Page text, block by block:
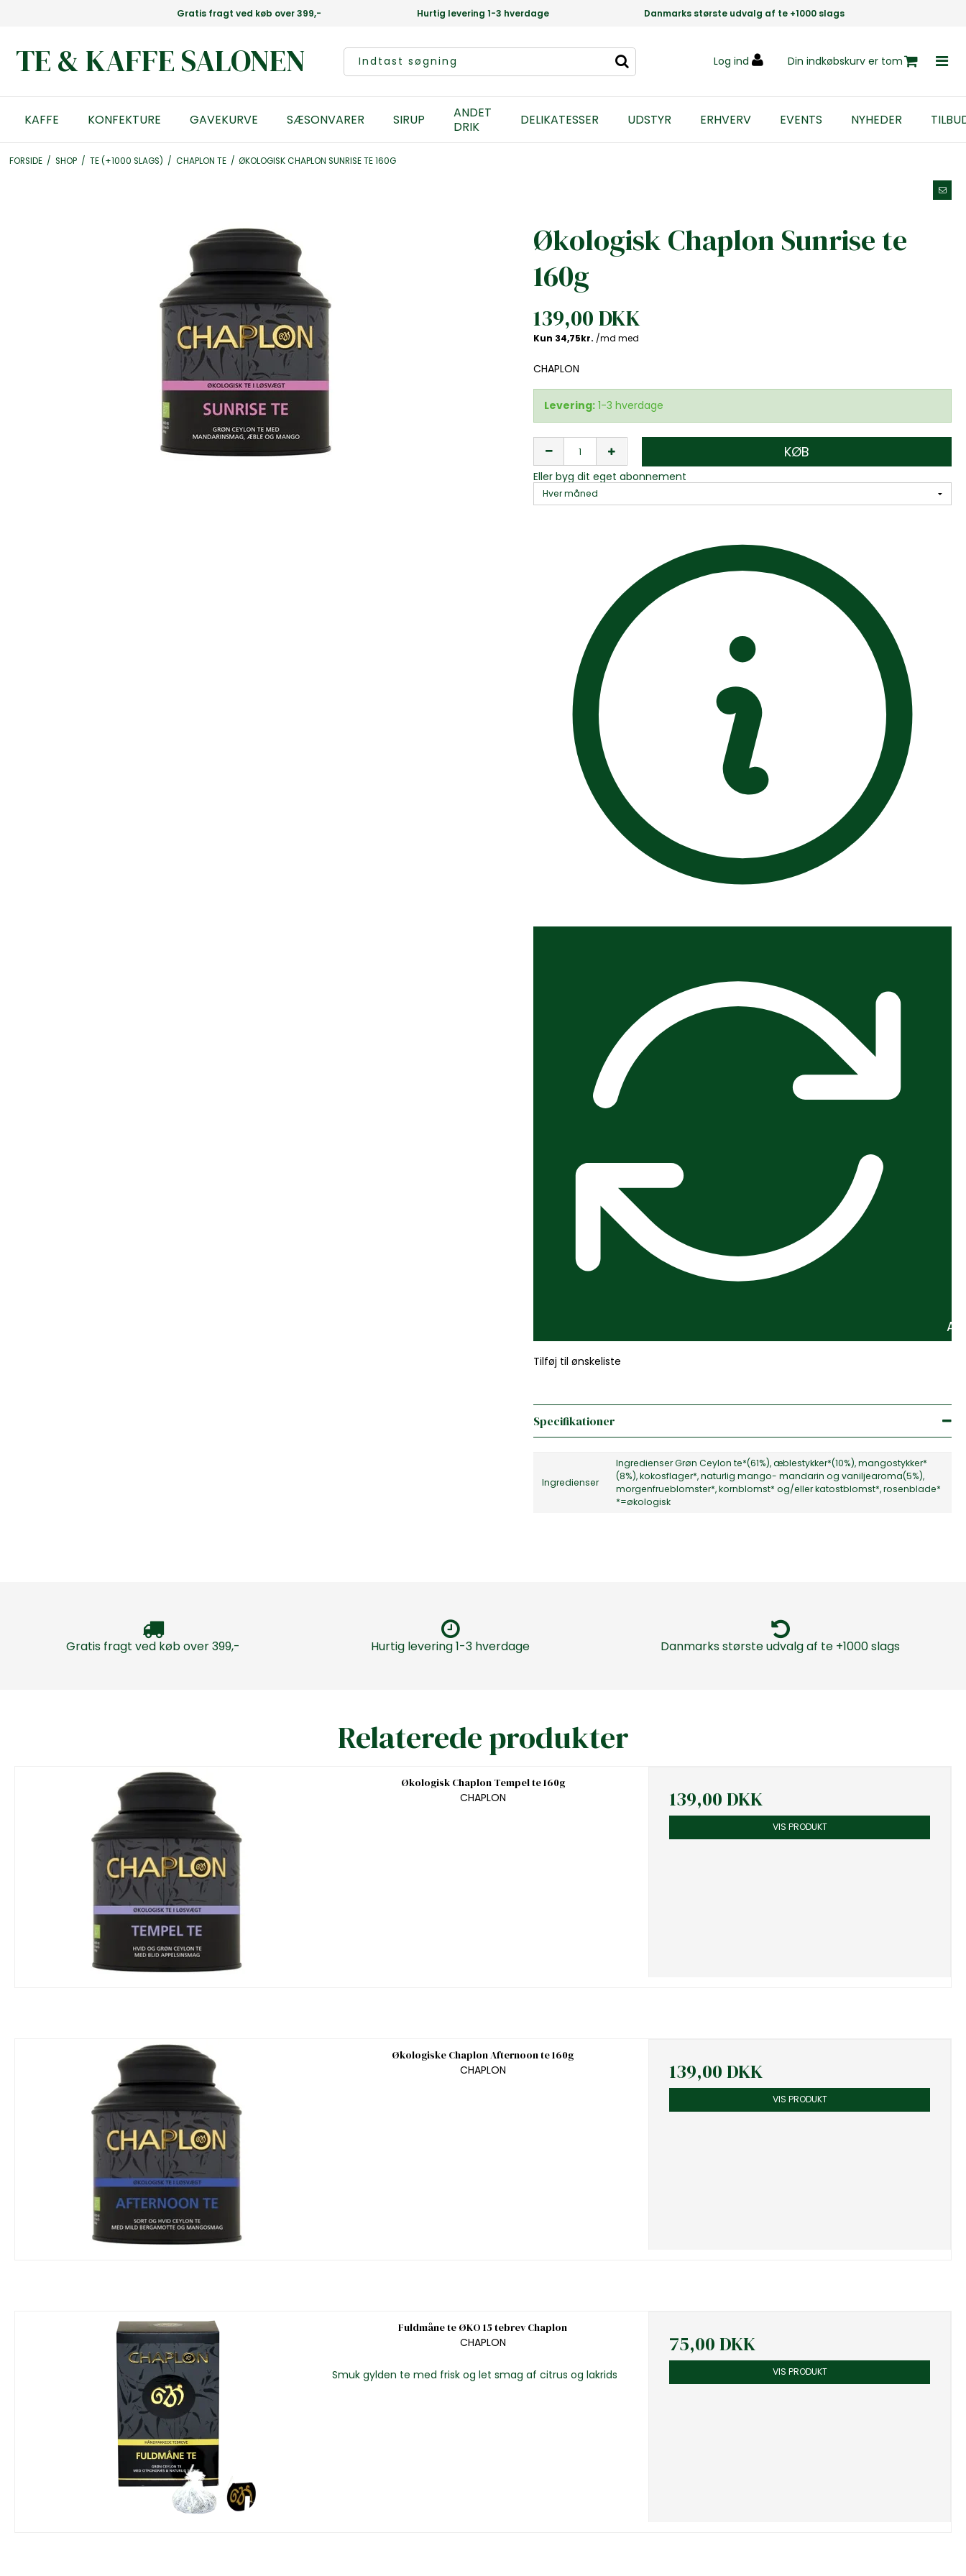
Gratis fragt ved køb over 399,- Hurtig levering 1-3 hverdage Danmarks største udvalg af te +1000 slags
TE & KAFFE SALONEN Log ind Din indkøbskurv er tom
KAFFE KONFEKTURE GAVEKURVE SÆSONVARER SIRUP
ANDET
DRIK
DELIKATESSER UDSTYR ERHVERV EVENTS NYHEDER
FORSIDE / SHOP / TE (+1000 SLAGS) / CHAPLON TE / ØKOLOGISK CHAPLON SUNRISE TE 160G
Økologisk Chaplon Sunrise te
160g
139,00 DKK
CHAPLON
Levering: 1-3 hverdage
KØB
Eller byg dit eget abonnement
Tilføj til ønskeliste
Specifikationer
Ingredienser
Ingredienser Grøn Ceylon te*(61%), æblestykker*(10%), mangostykker*
(8%), kokosflager*, naturlig mango- mandarin og vaniljearoma(5%),
morgenfrueblomster*, kornblomst* og/eller katostblomst*, rosenblade*
*=økologisk
Gratis fragt ved køb over 399,- Hurtig levering 1-3 hverdage Danmarks største udvalg af te +1000 slags
Relaterede produkter
Økologisk Chaplon Tempel te 160g
CHAPLON
139,00 DKK
VIS PRODUKT
Økologiske Chaplon Afternoon te 160g
CHAPLON
139,00 DKK
VIS PRODUKT
Fuldmåne te ØKO 15 tebrev Chaplon
CHAPLON
Smuk gylden te med frisk og let smag af citrus og lakrids
75,00 DKK
VIS PRODUKT